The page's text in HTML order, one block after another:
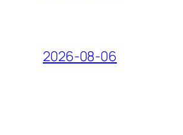
2026-08-06